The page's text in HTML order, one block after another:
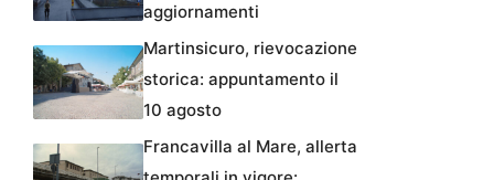
aggiornamenti
Martinsicuro, rievocazione
storica: appuntamento il
10 agosto
Francavilla al Mare, allerta